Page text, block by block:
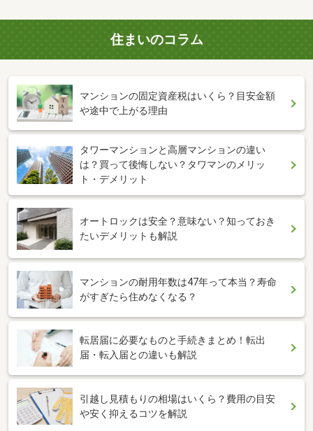
住まいのコラム
マンションの固定資産税はいくら？目安金額
や途中で上がる理由
タワーマンションと高層マンションの違い
は？買って後悔しない？タワマンのメリッ
ト・デメリット
オートロックは安全？意味ない？知っておき
たいデメリットも解説
マンションの耐用年数は47年って本当？寿命
がすぎたら住めなくなる？
転居届に必要なものと手続きまとめ！転出
届・転入届との違いも解説
引越し見積もりの相場はいくら？費用の目安
や安く抑えるコツを解説